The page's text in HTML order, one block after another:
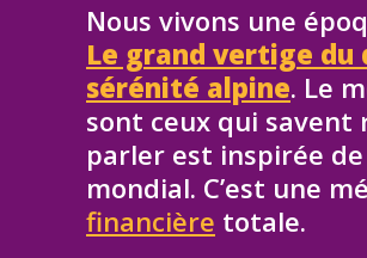
Nous vivons une
Le grand vertige du
sérénité alpine. Le
sont ceux qui savent
parler est inspirée
mondial. C’est une
financière totale.